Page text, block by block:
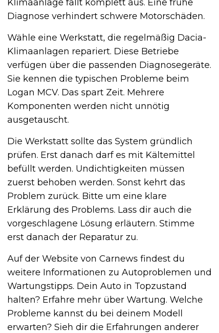
Klimaanlage fällt komplett aus. Eine frühe
Diagnose verhindert schwere Motorschäden.
Wähle eine Werkstatt, die regelmäßig Dacia-
Klimaanlagen repariert. Diese Betriebe
verfügen über die passenden Diagnosegeräte.
Sie kennen die typischen Probleme beim
Logan MCV. Das spart Zeit. Mehrere
Komponenten werden nicht unnötig
ausgetauscht.
Die Werkstatt sollte das System gründlich
prüfen. Erst danach darf es mit Kältemittel
befüllt werden. Undichtigkeiten müssen
zuerst behoben werden. Sonst kehrt das
Problem zurück. Bitte um eine klare
Erklärung des Problems. Lass dir auch die
vorgeschlagene Lösung erläutern. Stimme
erst danach der Reparatur zu.
Auf der Website von Carnews findest du
weitere Informationen zu Autoproblemen und
Wartungstipps. Dein Auto in Topzustand
halten? Erfahre mehr über Wartung. Welche
Probleme kannst du bei deinem Modell
erwarten? Sieh dir die Erfahrungen anderer